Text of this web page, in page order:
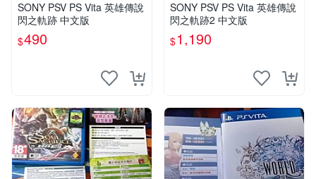
SONY PSV PS Vita 英雄傳說
閃之軌跡 中文版
$490
SONY PSV PS Vita 英雄傳說
閃之軌跡2 中文版
$1,190